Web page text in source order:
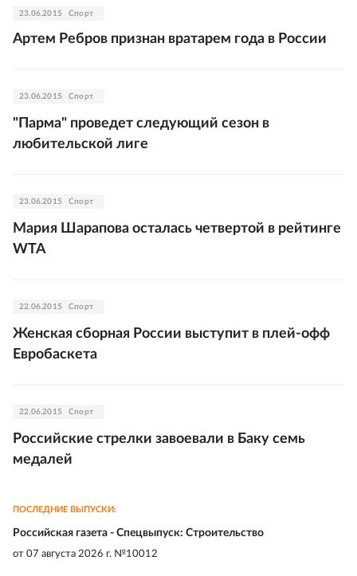
23.06.2015 Спорт
Артем Ребров признан вратарем года в России
23.06.2015 Спорт
"Парма" проведет следующий сезон в
любительской лиге
23.06.2015 Спорт
Мария Шарапова осталась четвертой в рейтинге
WTA
22.06.2015 Спорт
Женская сборная России выступит в плей-офф
Евробаскета
22.06.2015 Спорт
Российские стрелки завоевали в Баку семь
медалей
ПОСЛЕДНИЕ ВЫПУСКИ:
Российская газета - Спецвыпуск: Строительство
от 07 августа 2026 г. №10012